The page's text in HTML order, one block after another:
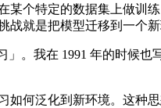
个特定的数据集上做
就是把模型迁移到一个
我在 1991 年的时候也
泛化到新环境。这种